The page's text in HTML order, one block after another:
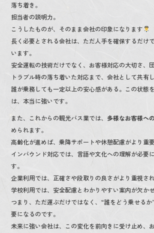
落ち着き。
担当者の説明力。
こうしたものが、そのまま会社の印象になります
長く必要とされる会社は、ただ人手を確保するだけ
います。
安全運転の技術だけでなく、お客様対応の大切さ、
トラブル時の落ち着いた対応まで、会社として共有
誰が乗務しても一定以上の安心感がある。この状態
は、本当に強いです。
また、これからの観光バス業では、多様なお客様へ
められます。
高齢化が進めば、乗降サポートや休憩配慮がより重
インバウンド対応では、言語や文化への理解が必要
す。
企業利用では、正確さや段取りの良さがより重視され
学校利用では、安全配慮とわかりやすい案内が欠か
つまり、ただ運ぶだけではなく、“誰をどう乗せる
要になるのです。
未来に強い会社は、この変化を前向きに受け止め、